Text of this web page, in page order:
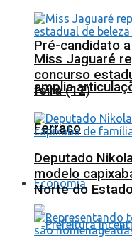
Pré-candidato
amplia
Ferraço
Economia
Miss Jaguaré
concurso
feira (12)
Deputado
modelo
Norte do